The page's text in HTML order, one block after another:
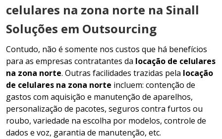
celulares na zona norte na Sinall
Soluções em Outsourcing
Contudo, não é somente nos custos que há benefícios
para as empresas contratantes da locação de celulares
na zona norte. Outras facilidades trazidas pela locação
de celulares na zona norte incluem: contenção de
gastos com aquisição e manutenção de aparelhos,
personalização de pacotes, seguros contra furtos ou
roubo, variedade na escolha por modelos, controle de
dados e voz, garantia de manutenção, etc.